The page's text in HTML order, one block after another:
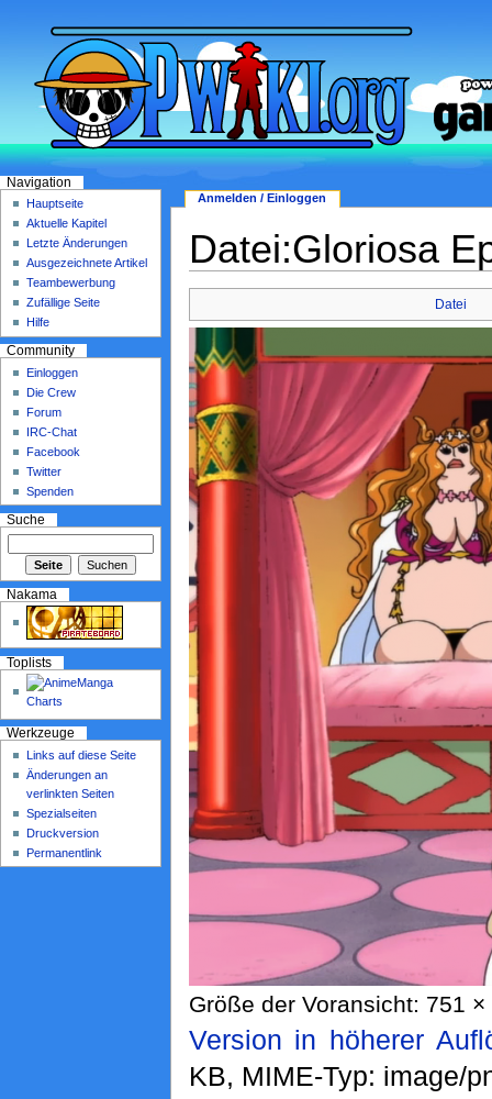
Datei:Gloriosa
Datei
Größe der Voransicht: 751
Version in höherer
KB, MIME-Typ: image/
Anmelden / Einloggen
Navigation
Hauptseite
Aktuelle Kapitel
Letzte Änderungen
Ausgezeichnete Artikel
Teambewerbung
Zufällige Seite
Hilfe
Community
Einloggen
Die Crew
Forum
IRC-Chat
Facebook
Twitter
Spenden
Suche
Nakama
Toplists
Werkzeuge
Links auf diese Seite
Änderungen an
verlinkten Seiten
Spezialseiten
Druckversion
Permanentlink